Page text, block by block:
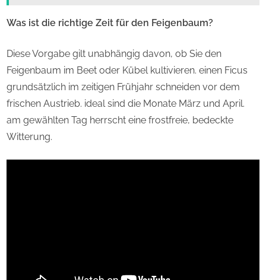
Was ist die richtige Zeit für den Feigenbaum?
Diese Vorgabe gilt unabhängig davon, ob Sie den
Feigenbaum im Beet oder Kübel kultivieren. einen Ficus
grundsätzlich im zeitigen Frühjahr schneiden vor dem
frischen Austrieb. ideal sind die Monate März und April.
am gewählten Tag herrscht eine frostfreie, bedeckte
Witterung.